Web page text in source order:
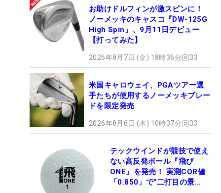
お助けドルフィンが激スピンに！
ノーメッキのキャスコ『DW-125G
High Spin』、9月11日デビュー
【打ってみた】
2026年8月7日 (金) 18時36分 33
米国キャロウェイ、PGAツアー選
手たちが使用するノーメッキブレー
ドを限定発売
2026年8月6日 (木) 10時37分 33
テックウインドが競技で使え
ない高反発ボール『飛び
ONE』を発売！ 実測COR値
「0.850」で“二打目の景